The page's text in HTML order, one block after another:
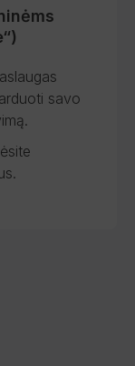
savo